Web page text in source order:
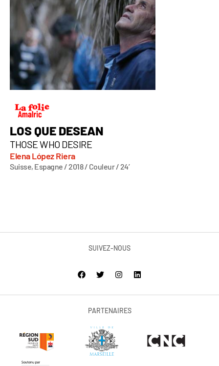
LOS QUE DESEAN
THOSE WHO DESIRE
Elena López Riera
Suisse, Espagne / 2018 / Couleur / 24’
SUIVEZ-NOUS
PARTENAIRES